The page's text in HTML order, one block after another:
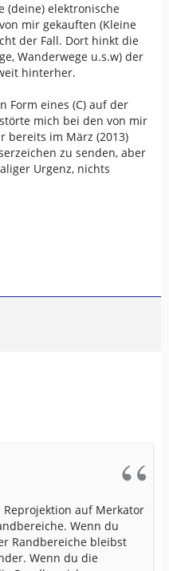
(deine) elektronische
mir gekauften (Kleine
der Fall. Dort hinkt die
Wanderwege u.s.w) der
hinterher.
Form eines (C) auf der
mich bei den von mir
bereits im März (2013)
zu senden, aber
Urgenz, nichts
Reprojektion auf Merkator
Wenn du
Randbereiche bleibst
Wenn du die